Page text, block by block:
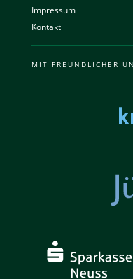
Impressum
Kontakt
MIT FREUNDLICHER